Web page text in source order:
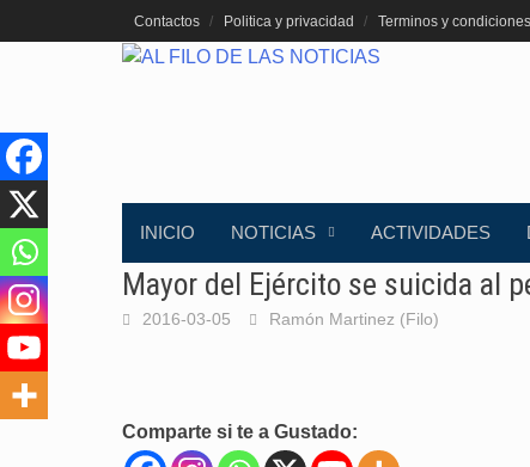
al
Contactos Politica y privacidad Terminos y condiciones
INICIO NOTICIAS ACTIVIDADES
Mayor del Ejército se suicida al
2016-03-05 Ramón Martinez (Filo)
Comparte si te a Gustado: